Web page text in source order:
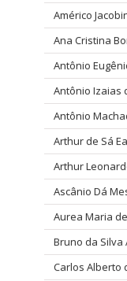
Américo
Ana Cristina
Antônio
Antônio Izaias
Antônio
Arthur de Sá
Arthur
Ascânio Dá
Aurea Maria
Bruno da
Carlos Alberto